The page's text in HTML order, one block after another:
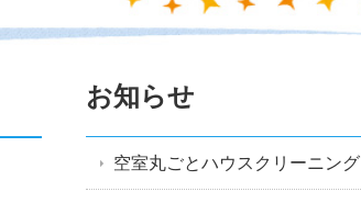
お知らせ
空室丸ごとハウスクリーニング